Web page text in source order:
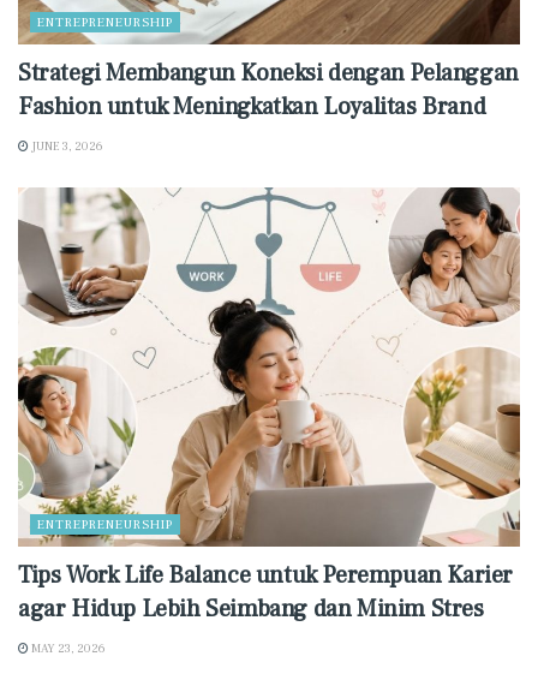
ENTREPRENEURSHIP
Strategi Membangun Koneksi dengan Pelanggan
Fashion untuk Meningkatkan Loyalitas Brand
JUNE 3, 2026
ENTREPRENEURSHIP
Tips Work Life Balance untuk Perempuan Karier
agar Hidup Lebih Seimbang dan Minim Stres
MAY 23, 2026